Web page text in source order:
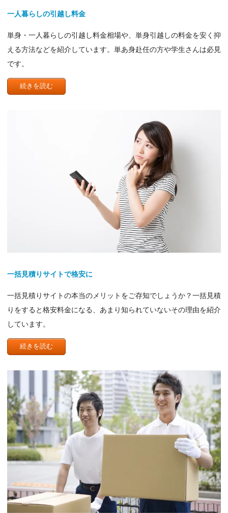
一人暮らしの引越し料金
単身・一人暮らしの引越し料金相場や、単身引越しの料金を安く抑
える方法などを紹介しています。単あ身赴任の方や学生さんは必見
です。
続きを読む
一括見積りサイトで格安に
一括見積りサイトの本当のメリットをご存知でしょうか？一括見積
りをすると格安料金になる、あまり知られていないその理由を紹介
しています。
続きを読む